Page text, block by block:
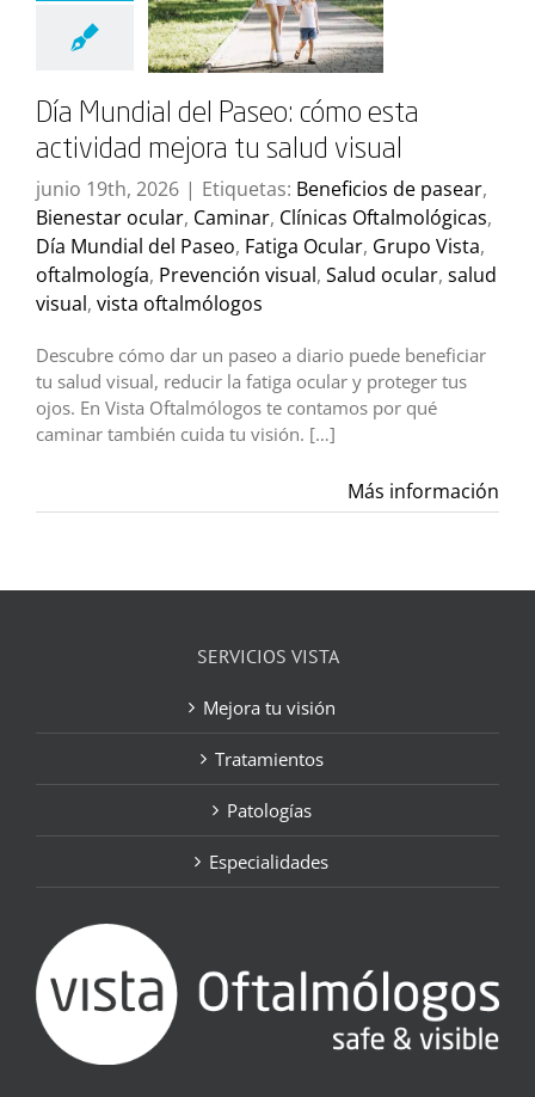
Día Mundial del Paseo: cómo esta
actividad mejora tu salud visual
junio 19th, 2026 | Etiquetas: Beneficios de pasear,
Bienestar ocular, Caminar, Clínicas Oftalmológicas,
Día Mundial del Paseo, Fatiga Ocular, Grupo Vista,
oftalmología, Prevención visual, Salud ocular, salud
visual, vista oftalmólogos
Descubre cómo dar un paseo a diario puede beneficiar
tu salud visual, reducir la fatiga ocular y proteger tus
ojos. En Vista Oftalmólogos te contamos por qué
caminar también cuida tu visión. […]
Más información
SERVICIOS VISTA
Mejora tu visión
Tratamientos
Patologías
Especialidades